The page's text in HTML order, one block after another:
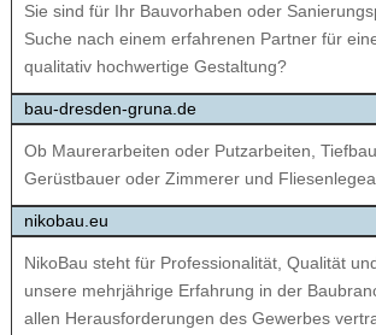
Sie sind für Ihr Bauvorhaben oder
Suche nach einem erfahrenen Partner für
qualitativ hochwertige Gestaltung?
bau-dresden-gruna.de
Ob Maurerarbeiten oder Putzarbeiten,
Gerüstbauer oder Zimmerer und
nikobau.eu
NikoBau steht für Professionalität, Qualität
unsere mehrjährige Erfahrung in der
allen Herausforderungen des Gewerbes